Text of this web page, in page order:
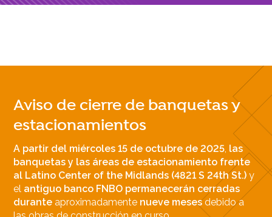
Aviso de cierre de banquetas y
estacionamientos
A partir del miércoles 15 de octubre de 2025, las
banquetas y las áreas de estacionamiento frente
al Latino Center of the Midlands (4821 S 24th St.) y
el antiguo banco FNBO permanecerán cerradas
durante aproximadamente nueve mesesdebido a